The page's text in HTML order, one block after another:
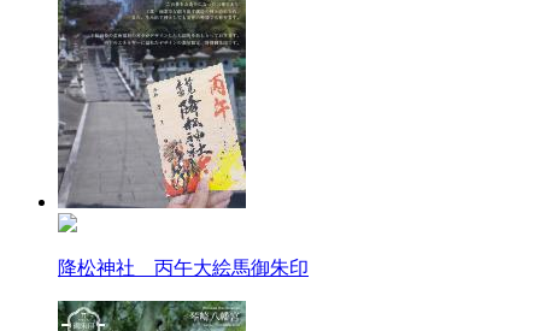
降松神社 丙午大絵馬御朱印